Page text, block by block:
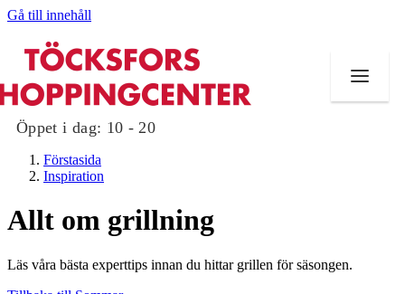
Gå till innehåll
Öppet i dag: 10 - 20
Mat och dryck
Förstasida
Inspiration
Allt om grillning
Läs våra bästa experttips innan du hittar grillen för säsongen.